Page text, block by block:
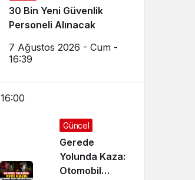
30 Bin Yeni Güvenlik
Personeli Alınacak
7 Ağustos 2026 - Cum -
16:39
16:00
Güncel
Gerede
Yolunda Kaza:
Otomobil